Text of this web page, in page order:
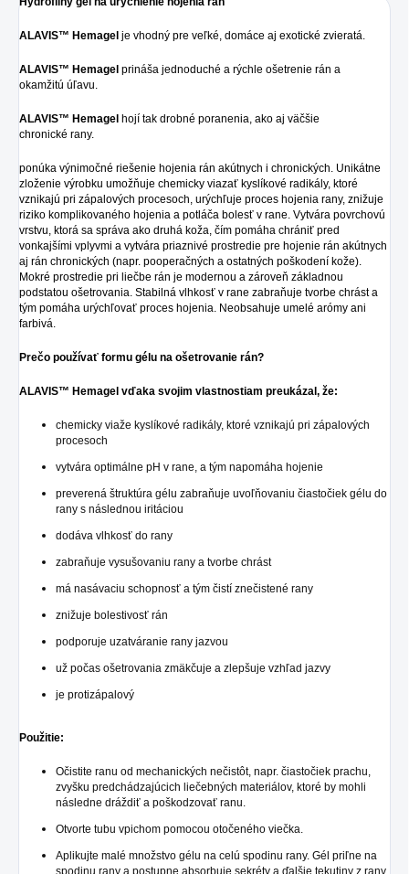
ALAVIS™ Hemagel je vhodný pre veľké, domáce aj exotické zvieratá.
ALAVIS™ Hemagel prináša jednoduché a rýchle ošetrenie rán a
okamžitú úľavu.
ALAVIS™ Hemagel hojí tak drobné poranenia, ako aj väčšie
chronické rany.
ponúka výnimočné riešenie hojenia rán akútnych i chronických. Unikátne
zloženie výrobku umožňuje chemicky viazať kyslíkové radikály, ktoré
vznikajú pri zápalových procesoch, urýchľuje proces hojenia rany, znižuje
riziko komplikovaného hojenia a potláča bolesť v rane. Vytvára povrchovú
vrstvu, ktorá sa správa ako druhá koža, čím pomáha chrániť pred
vonkajšími vplyvmi a vytvára priaznivé prostredie pre hojenie rán akútnych
aj rán chronických (napr. pooperačných a ostatných poškodení kože).
Mokré prostredie pri liečbe rán je modernou a zároveň základnou
podstatou ošetrovania. Stabilná vlhkosť v rane zabraňuje tvorbe chrást a
tým pomáha urýchľovať proces hojenia. Neobsahuje umelé arómy ani
farbivá.
Prečo používať formu gélu na ošetrovanie rán?
ALAVIS™ Hemagel vďaka svojim vlastnostiam preukázal, že:
chemicky viaže kyslíkové radikály, ktoré vznikajú pri zápalových
procesoch
vytvára optimálne pH v rane, a tým napomáha hojenie
preverená štruktúra gélu zabraňuje uvoľňovaniu čiastočiek gélu do
rany s následnou iritáciou
dodáva vlhkosť do rany
zabraňuje vysušovaniu rany a tvorbe chrást
má nasávaciu schopnosť a tým čistí znečistené rany
znižuje bolestivosť rán
podporuje uzatváranie rany jazvou
už počas ošetrovania zmäkčuje a zlepšuje vzhľad jazvy
je protizápalový
Použitie:
Očistite ranu od mechanických nečistôt, napr. čiastočiek prachu,
zvyšku predchádzajúcich liečebných materiálov, ktoré by mohli
následne dráždiť a poškodzovať ranu.
Otvorte tubu vpichom pomocou otočeného viečka.
Aplikujte malé množstvo gélu na celú spodinu rany. Gél priľne na
spodinu rany a postupne absorbuje sekréty a ďalšie tekutiny z rany.